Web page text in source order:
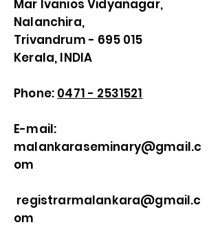
Mar Ivanios Vidyanagar,
Nalanchira,
Trivandrum - 695 015
Kerala, INDIA
Phone: 0471 - 2531521
E-mail:
malankaraseminary@gmail.c
om
registrarmalankara@gmail.c
om